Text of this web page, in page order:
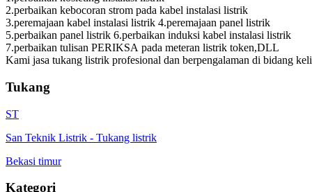
2.perbaikan kebocoran strom pada kabel instalasi listrik
3.peremajaan kabel instalasi listrik 4.peremajaan panel listrik
5.perbaikan panel listrik 6.perbaikan induksi kabel instalasi listrik
7.perbaikan tulisan PERIKSA pada meteran listrik token,DLL
Kami jasa tukang listrik profesional dan berpengalaman di bidang
Tukang
ST
San Teknik Listrik - Tukang listrik
Bekasi timur
Kategori